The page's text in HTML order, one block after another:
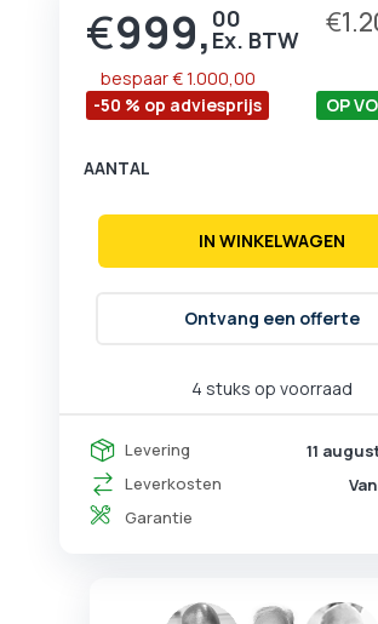
Prijs
€999, 00 €
-50 % op adviesprijs
bespaar€ 1.000,00
4 stuks op voorraad
OP
Levering
11
Leverkosten
Garantie
AANTAL
IN WINKELWAGEN
Ontvang een offerte
afbeeldingen-